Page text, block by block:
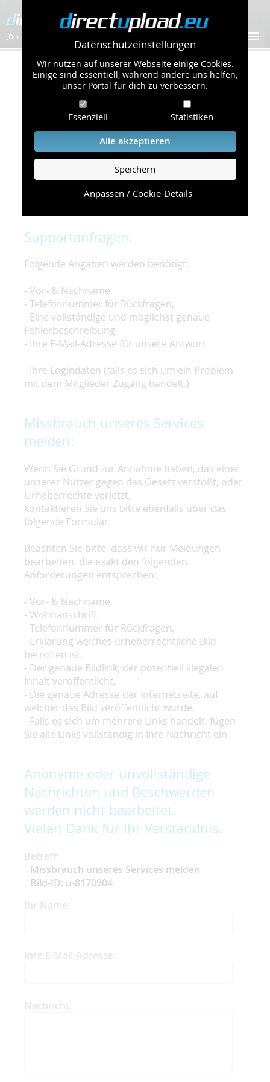
Datenschutzeinstellungen
Wir nutzen auf unserer Webseite einige Cookies.
Einige sind essentiell, während andere uns helfen,
unser Portal für dich zu verbessern.
Essenziell Statistiken
Alle akzeptieren
Speichern
Anpassen / Cookie-Details
„Der schnellste Bilder-Hoster im Web!”
Kontakt & Support
Um eine schnelle und unkomplizierte
Bearbeitung Ihres Problems zu gewährleisten,
bitten wir Sie,
folgende Punkte zu beachten und einzuhalten.
Die schnellste Hilfe finden Sie auf unserer
Seite, die die häufig gestellten Fragen
Supportanfragen:
Folgende Angaben werden benötigt:
- Vor- & Nachname,
- Telefonnummer für Rückfragen,
- Eine vollständige und möglichst genaue
Fehlerbeschreibung,
- Ihre E-Mail-Adresse für unsere Antwort
- Ihre Logindaten (falls es sich um ein Problem
mit dem Mitglieder Zugang handelt.)
Missbrauch unseres Services
melden:
Wenn Sie Grund zur Annahme haben, das einer
unserer Nutzer gegen das Gesetz verstößt, oder
Urheberrechte verletzt,
kontaktieren Sie uns bitte ebenfalls über das
folgende Formular.
Beachten Sie bitte, dass wir nur Meldungen
bearbeiten, die exakt den folgenden
Anforderungen entsprechen:
- Vor- & Nachname,
- Wohnanschrift,
- Telefonnummer für Rückfragen,
- Erklärung welches urheberrechtliche Bild
betroffen ist,
- Der genaue Bildlink, der potentiell illegalen
Inhalt veröffentlicht,
- Die genaue Adresse der Internetseite, auf
welcher das Bild veröffentlicht wurde,
- Falls es sich um mehrere Links handelt, fügen
Sie alle Links vollständig in Ihre Nachricht ein.
Anonyme oder unvollständige
Nachrichten und Beschwerden
werden nicht bearbeitet.
Vielen Dank für Ihr Verständnis.
Betreff:
Missbrauch unseres Services melden
Bild-ID: u-8170904
Ihr Name:
Ihre E-Mail-Adresse:
Nachricht: